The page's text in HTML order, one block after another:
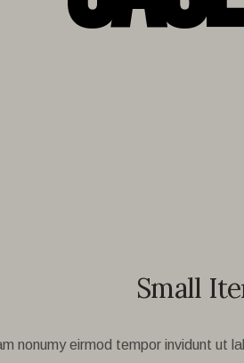
Small
nonumy eirmod tempor invidunt